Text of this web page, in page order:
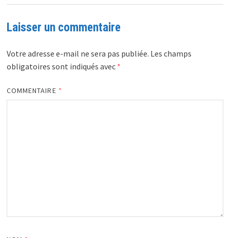
Laisser un commentaire
Votre adresse e-mail ne sera pas publiée. Les champs
obligatoires sont indiqués avec *
COMMENTAIRE *